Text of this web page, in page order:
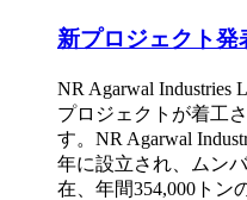
新プロジェクト発
NR Agarwal Industries
プロジェクトが着工
す。NR Agarwal
年に設立され、ムン
在、年間354,000トン